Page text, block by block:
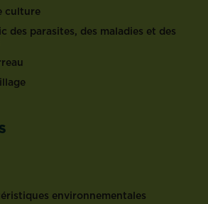
culture
des parasites, des maladies et des
environnementales